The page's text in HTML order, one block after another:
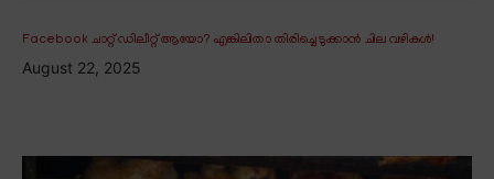
Facebook ചാറ്റ് ഡിലീറ്റ് ആയോ? എങ്കിലിതാ തിരിച്ചെടുക്കാൻ ചില വഴികൾ!
August 22, 2025